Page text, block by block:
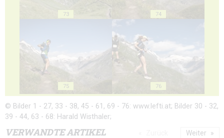
73 74
75 76
© Bilder 1 - 27, 33 - 38, 45 - 61, 69 - 76: www.lefti.at; Bilder 30 - 32,
39 - 44, 63 - 68: Harald Wisthaler;
VERWANDTE ARTIKEL Weiter